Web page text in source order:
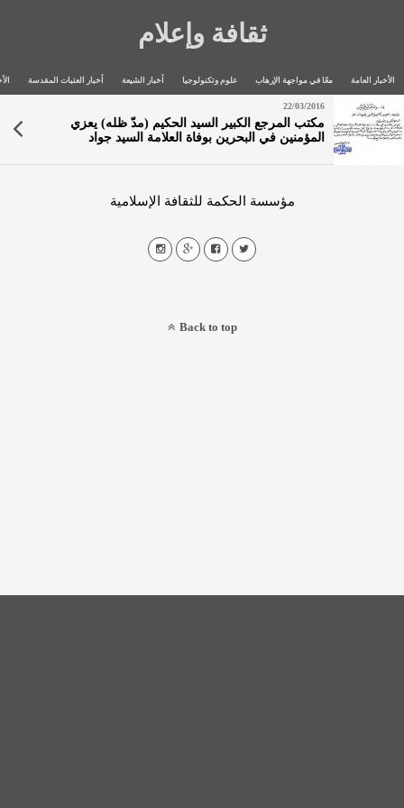
ثقافة وإعلام
الأخبار العامة معًا في مواجهة الإرهاب علوم وتكنولوجيا أخبار الشيعة أخبار العتبات المقدسة
22/03/2016
مكتب المرجع الكبير السيد الحكيم (مدّ ظله) يعزي
المؤمنين في البحرين بوفاة العلامة السيد جواد
مؤسسة الحكمة للثقافة الإسلامية
Back to top